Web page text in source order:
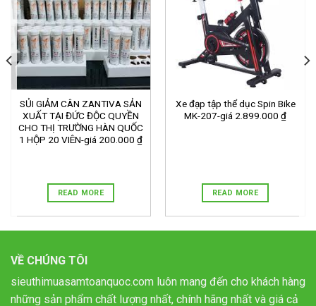
SỦI GIẢM CÂN ZANTIVA SẢN
XUẤT TẠI ĐỨC ĐỘC QUYỀN
CHO THỊ TRƯỜNG HÀN QUỐC
1 HỘP 20 VIÊN-giá 200.000 ₫
READ MORE
Xe đạp tập thể dục Spin Bike
MK-207-giá 2.899.000 ₫
READ MORE
VỀ CHÚNG TÔI
sieuthimuasamtoanquoc.com luôn mang đến cho khách hàng
những sản phẩm chất lượng nhất, chính hãng nhất và giá cả